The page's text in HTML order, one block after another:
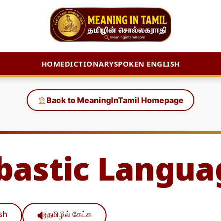
HOMEDICTIONARYSPOKEN ENGLISH
Back to MeaningInTamil Homepage
தமிழில் கேட்க